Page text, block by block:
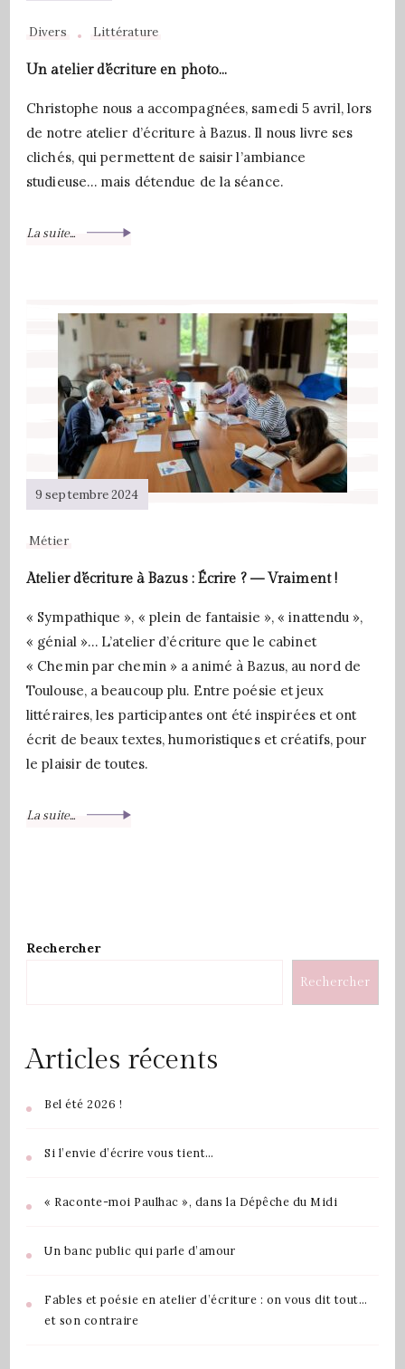
Divers Littérature
Un atelier d’écriture en photo…
Christophe nous a accompagnées, samedi 5 avril, lors
de notre atelier d’écriture à Bazus. Il nous livre ses
clichés, qui permettent de saisir l’ambiance
studieuse… mais détendue de la séance.
La suite...
9 septembre 2024
Métier
Atelier d’écriture à Bazus : Écrire ? — Vraiment !
« Sympathique », « plein de fantaisie », « inattendu »,
« génial »… L’atelier d’écriture que le cabinet
« Chemin par chemin » a animé à Bazus, au nord de
Toulouse, a beaucoup plu. Entre poésie et jeux
littéraires, les participantes ont été inspirées et ont
écrit de beaux textes, humoristiques et créatifs, pour
le plaisir de toutes.
La suite...
Rechercher
Rechercher
Articles récents
Bel été 2026 !
Si l’envie d’écrire vous tient…
« Raconte-moi Paulhac », dans la Dépêche du Midi
Un banc public qui parle d’amour
Fables et poésie en atelier d’écriture : on vous dit tout…
et son contraire